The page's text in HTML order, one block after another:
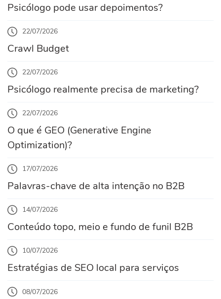
Psicólogo pode usar depoimentos?
22/07/2026
Crawl Budget
22/07/2026
Psicólogo realmente precisa de marketing?
22/07/2026
O que é GEO (Generative Engine
Optimization)?
17/07/2026
Palavras-chave de alta intenção no B2B
14/07/2026
Conteúdo topo, meio e fundo de funil B2B
10/07/2026
Estratégias de SEO local para serviços
08/07/2026